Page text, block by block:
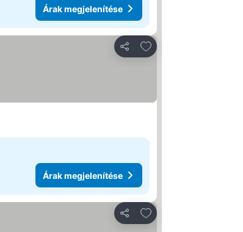
Árak megjelenítése
Megosztás
Hozzáadás a
Árak megjelenítése
Megosztás
Hozzáadás a